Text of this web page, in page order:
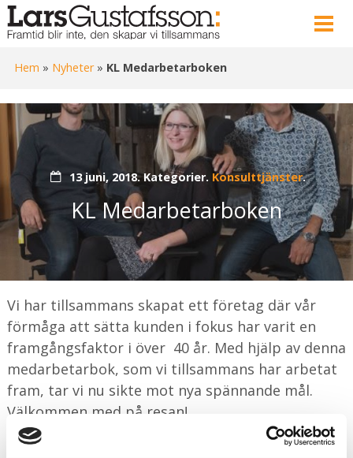
Hem » Nyheter» KL Medarbetarboken
13 juni, 2018. Kategorier. Konsulttjänster.
KL Medarbetarboken
Vi har tillsammans skapat ett företag där vår
förmåga att sätta kunden i fokus har varit en
framgångsfaktor i över 40 år. Med hjälp av denna
medarbetarbok, som vi tillsammans har arbetat
fram, tar vi nu sikte mot nya spännande mål.
Välkommen med på resan!